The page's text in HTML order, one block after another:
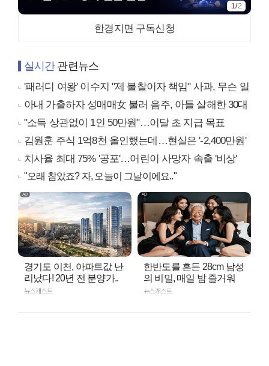
1/2
한경지면 구독신청
실시간관련뉴스
'패러디 여왕' 이수지 "제 불찰이자 책임" 사과, 무슨 일
아내 가출하자 성매매女 불러 음주, 아들 살해한 30대
"소득 상관없이 1인 50만원"…이달 초 지급 목표
김원훈 주식 1억8천 올인했는데…현실은 '-2,400만원'
치사율 최대 75% '공포'…어린이 사망자 속출 '비상'
"오래 참았죠? 자, 오늘이 그날이에요.."
경기도 이천, 아파트값 난
리났다! 20년 전 분양가..
뉴스캐스트
한반도를 흔든 28cm 남성
의 비밀, 매일 밤 즐거워
뉴스캐스트